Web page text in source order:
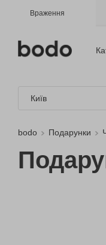
Враження
Київ
bodo Подарунки